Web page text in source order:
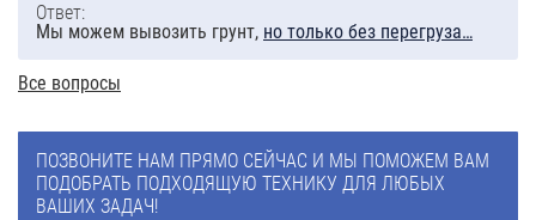
Ответ:
Мы можем вывозить грунт, но только без перегруза…
Все вопросы
ПОЗВОНИТЕ НАМ ПРЯМО СЕЙЧАС И МЫ ПОМОЖЕМ ВАМ
ПОДОБРАТЬ ПОДХОДЯЩУЮ ТЕХНИКУ ДЛЯ ЛЮБЫХ
ВАШИХ ЗАДАЧ!